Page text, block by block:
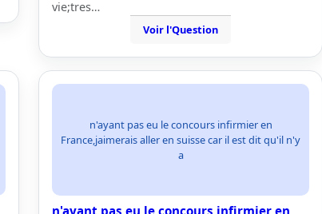
vie;tres…
Voir l'Question
n'ayant pas eu le concours infirmier en
France,jaimerais aller en suisse car il est dit qu'il n'y
a
n'ayant pas eu le concours infirmier en